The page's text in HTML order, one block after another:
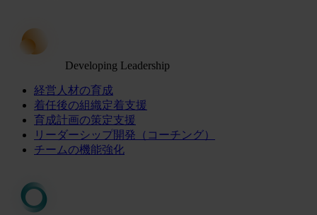
Developing Leadership
経営人材の育成
着任後の組織定着支援
育成計画の策定支援
リーダーシップ開発（コーチング）
チームの機能強化